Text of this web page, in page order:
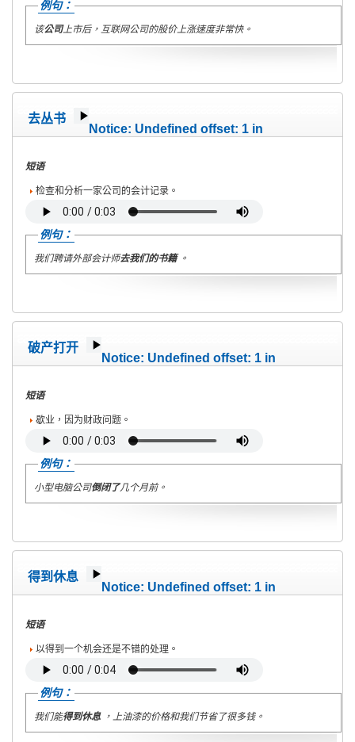
例句：
该公司上市后，互联网公司的股价上涨速度非常快。
去丛书
Notice: Undefined offset: 1 in
短语
检查和分析一家公司的会计记录。
例句：
我们聘请外部会计师去我们的书籍。
破产打开
Notice: Undefined offset: 1 in
短语
歇业，因为财政问题。
例句：
小型电脑公司倒闭了几个月前。
得到休息
Notice: Undefined offset: 1 in
短语
以得到一个机会还是不错的处理。
例句：
我们能得到休息，上油漆的价格和我们节省了很多钱。